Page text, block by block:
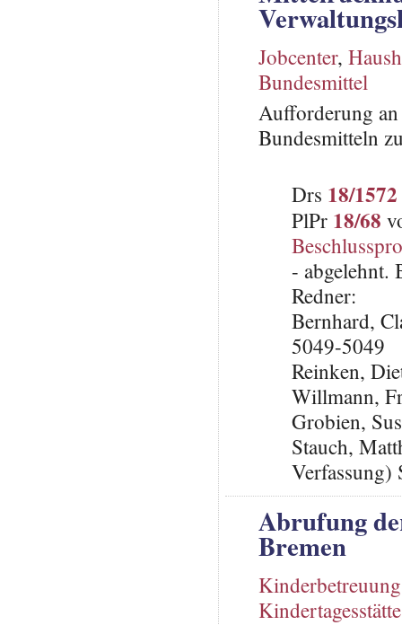
Jobcenter,
Bundesmittel
Aufforderung an
Bundesmitteln
Drs 18/1572
PlPr 18/68
- abgelehnt.
Redner:
Bernhard,
5049-5049
Reinken,
Willmann,
Grobien,
Stauch,
Verfassung)
Abrufung
Bremen
Kinderbetreuung
Kindertagesstätte